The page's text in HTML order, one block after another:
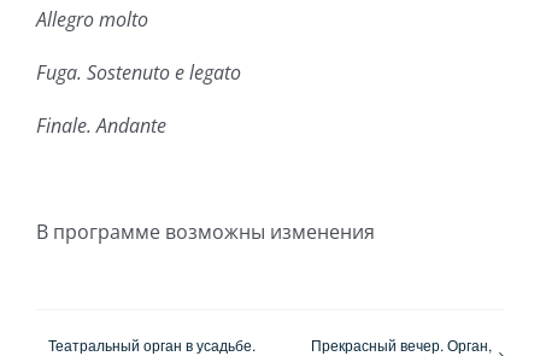
Allegro molto
Fuga. Sostenuto e legato
Finale. Andante
В программе возможны изменения
Театральный орган в усадьбе.
Прекрасный вечер. Орган,